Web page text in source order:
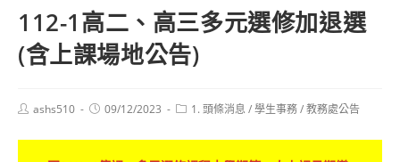
112-1高二、高三多元選修加退選
(含上課場地公告)
Postashs510
Post09/12/2023
Post1. 頭條消息 /學生事務/教務處公告